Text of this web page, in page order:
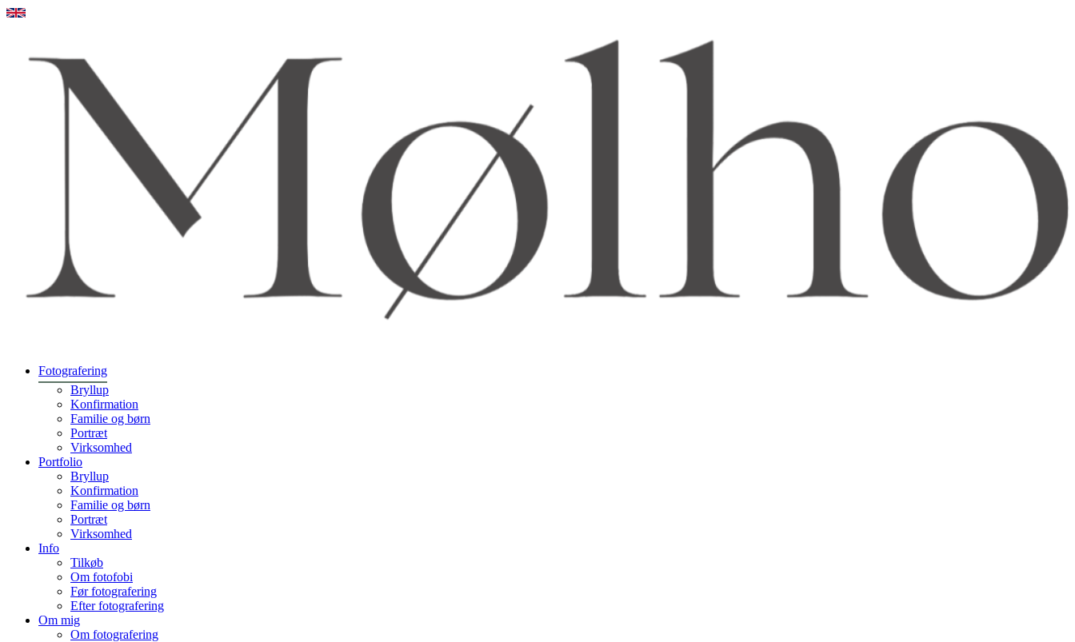
Videre
Fotografering
Bryllup
Konfirmation
Familie og børn
Portræt
Virksomhed
Portfolio
Bryllup
Konfirmation
Familie og børn
Portræt
Virksomhed
Info
Tilkøb
Om fotofobi
Før fotografering
Efter fotografering
Om mig
Om fotografering